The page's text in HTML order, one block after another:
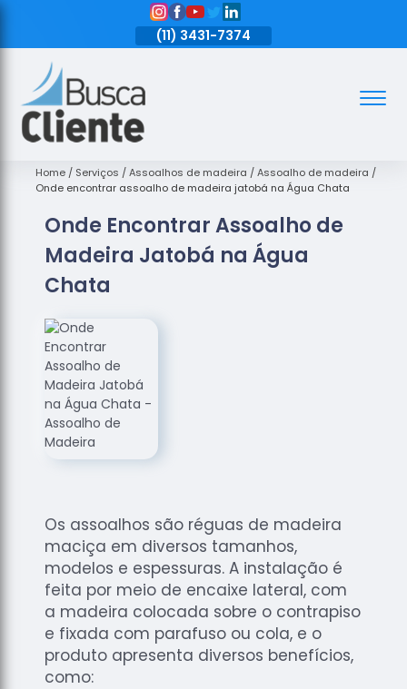
(11) 3431-7374
Assoalhos
de Madeira
Madeira
Empresas
Assoalhos
Loja de
Assoalhos
Raspagem
de
Assoalhos
Raspagem
de Tacos
de
Madeiras
Raspagens
de Pisos
Tacos de
Madeiras
Home Serviços Assoalhos de madeira
Assoalho de madeira
Onde encontrar assoalho de madeira jatobá na Água Chata
Onde Encontrar Assoalho de
Madeira Jatobá na Água
Chata
Os assoalhos são réguas de madeira
maciça em diversos tamanhos,
modelos e espessuras. A instalação é
feita por meio de encaixe lateral, com
a madeira colocada sobre o contrapiso
e fixada com parafuso ou cola, e o
produto apresenta diversos benefícios,
como: